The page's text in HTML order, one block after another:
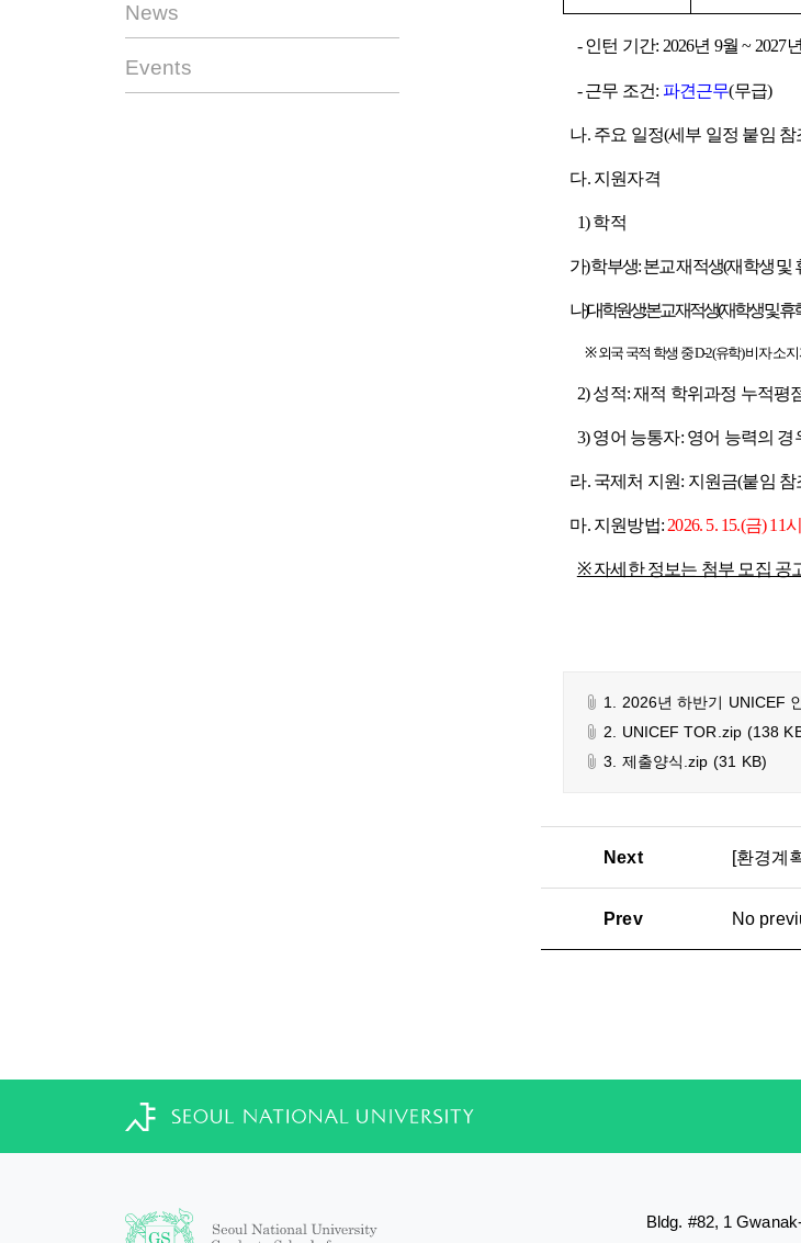
News
Events
- 인턴 기간: 2026년 9월 ~ 2027
- 근무 조건: 파견근무(무급)
나. 주요 일정(세부 일정 붙임 참
다. 지원자격
1) 학적
가) 학부생: 본교 재적생(재학생
나) 대학원생: 본교 재적생(재학생 및
※ 외국 국적 학생 중 D-2(유학) 비자 소
2) 성적: 재적 학위과정 누적평
3) 영어 능통자: 영어 능력의 경
라. 국제처 지원: 지원금(붙임 참
마. 지원방법: 2026. 5. 15.(금) 11
※ 자세한 정보는 첨부 모집 공
1. 2026년 하반기 UNICEF
2. UNICEF TOR.zip (138
3. 제출양식.zip (31 KB)
Next [환경계
Prev No
Bldg. #82, 1